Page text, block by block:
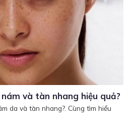
và tàn nhang hiệu quả?
da và tàn nhang?. Cùng tìm hiểu